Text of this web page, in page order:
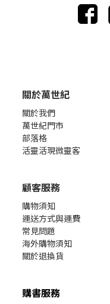
關於萬世紀
關於我們
萬世紀門市
部落格
活靈活現微靈客
顧客服務
購物須知
運送方式與運費
常見問題
海外購物須知
關於退換貨
購書服務